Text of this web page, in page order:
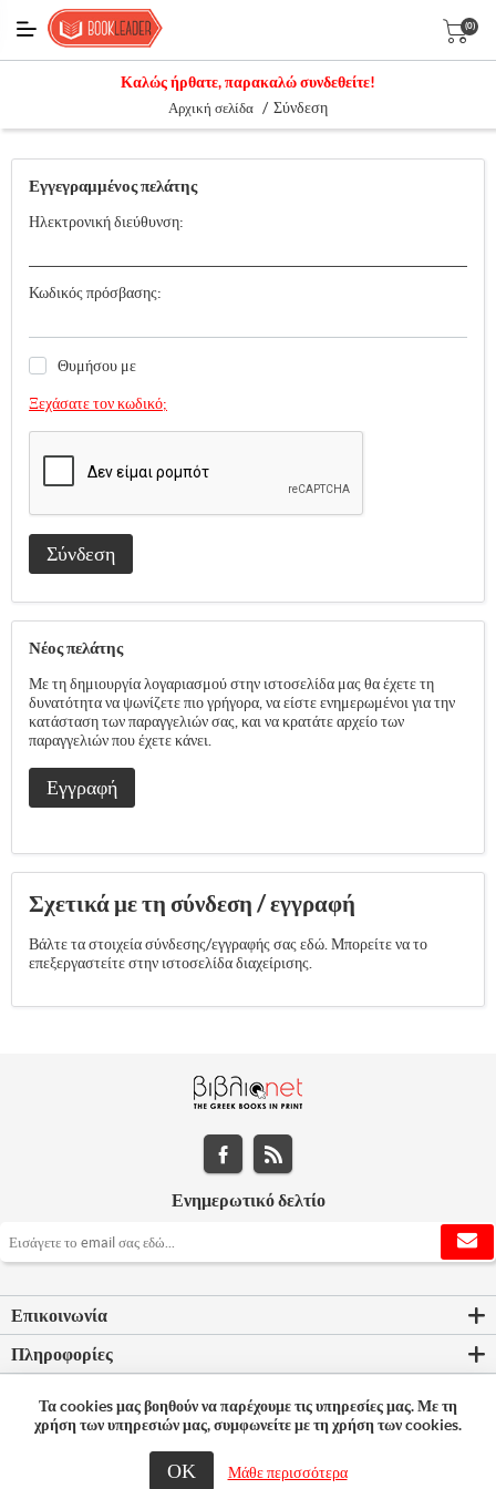
(0)
Καλώς ήρθατε, παρακαλώ συνδεθείτε!
Αρχική σελίδα / Σύνδεση
Εγγεγραμμένος πελάτης
Ηλεκτρονική διεύθυνση:
Κωδικός πρόσβασης:
Θυμήσου με
Ξεχάσατε τον κωδικό;
Σύνδεση
Νέος πελάτης
Με τη δημιουργία λογαριασμού στην ιστοσελίδα μας θα έχετε τη
δυνατότητα να ψωνίζετε πιο γρήγορα, να είστε ενημερωμένοι για την
κατάσταση των παραγγελιών σας, και να κρατάτε αρχείο των
παραγγελιών που έχετε κάνει.
Εγγραφή
Σχετικά με τη σύνδεση / εγγραφή
Βάλτε τα στοιχεία σύνδεσης/εγγραφής σας εδώ. Μπορείτε να το
επεξεργαστείτε στην ιστοσελίδα διαχείρισης.
Ενημερωτικό δελτίο
Επικοινωνία
Πληροφορίες
Ο λογαριασμός μου
© 2026 Bookleader
Τα cookies μας βοηθούν να παρέχουμε τις υπηρεσίες μας. Με τη
χρήση των υπηρεσιών μας, συμφωνείτε με τη χρήση των cookies.
ΟΚ Μάθε περισσότερα